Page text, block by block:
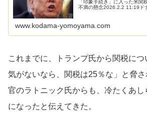
「印象手続き」に入った米
不満の懸念2026.2.2 11:19ド
www.kodama-yomoyama.com
これまでに、トランプ氏から関税に
気がないなら、関税は25％な」と脅
官のラトニック氏からも、冷たくあし
になったと伝えてきた。